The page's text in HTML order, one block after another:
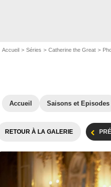
Accueil Séries Catherine the Great
Accueil Saisons et Episodes
RETOUR À LA GALERIE